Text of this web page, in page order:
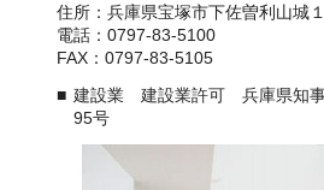
住所：兵庫県宝塚市下佐曽利山城
電話：0797-83-5100
FAX：0797-83-5105
建設業 建設業許可 兵庫県知事
95号